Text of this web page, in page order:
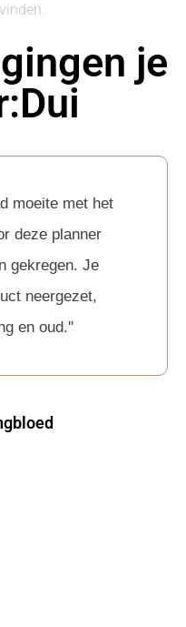
je
moeite met het
deze planner
gekregen. Je
neergezet,
en oud.''